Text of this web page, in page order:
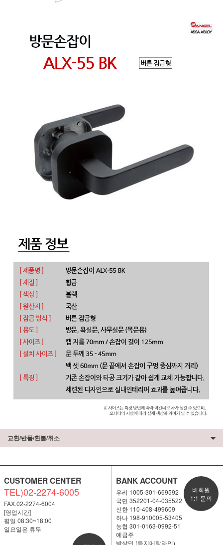
교환/반품/환불/취소
CUSTOMER CENTER
TEL)02-2274-6005
FAX.02-2274-6004
[영업시간]
평일 08:30~18:00
일요일은 휴무
BANK ACCOUNT
우리 1005-301-669592
국민 352201-04-035522
신한 110-408-499609
하나 198-910005-53405
농협 301-0163-0992-51
예금주
박상민 (을지메탈라인)
비회원
1:1 문의